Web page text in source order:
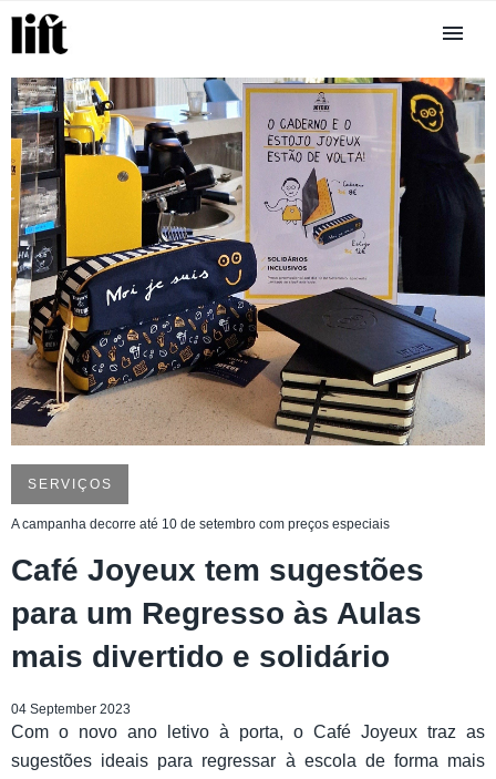
SERVIÇOS
A campanha decorre até 10 de setembro com preços especiais
Café Joyeux tem sugestões
para um Regresso às Aulas
mais divertido e solidário
04 September 2023
Com o novo ano letivo à porta, o Café Joyeux traz as
sugestões ideais para regressar à escola de forma mais